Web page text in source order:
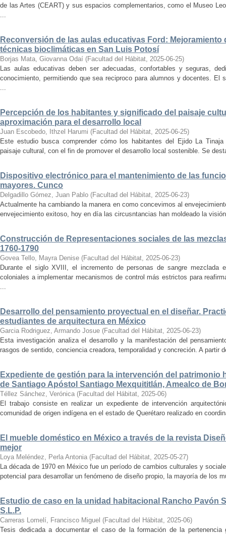
de las Artes (CEART) y sus espacios complementarios, como el Museo
...
Reconversión de las aulas educativas Ford:
técnicas bioclimáticas en San Luis Potosí
Borjas Mata, Giovanna Odaí (Facultad del Hábitat, 2025-06-25)
Las aulas educativas deben ser adecuadas, confortables y seguras,
conocimiento, permitiendo que sea reciproco para alumnos y docentes. El
...
Percepción de los habitantes y significado del paisaje
aproximación para el desarrollo local
Juan Escobedo, Ithzel Harumi (Facultad del Hábitat, 2025-06-25)
Este estudio busca comprender cómo los habitantes del Ejido La
paisaje cultural, con el fin de promover el desarrollo local sostenible. Se
Dispositivo electrónico para el mantenimiento de las
mayores. Cunco
Delgadillo Gómez, Juan Pablo (Facultad del Hábitat, 2025-06-23)
Actualmente ha cambiando la manera en como concevimos al
envejecimiento exitoso, hoy en día las circusntancias han moldeado la
Construcción de Representaciones sociales de las
1760-1790
Govea Tello, Mayra Denise (Facultad del Hábitat, 2025-06-23)
Durante el siglo XVIII, el incremento de personas de sangre
coloniales a implementar mecanismos de control más estrictos para
...
Desarrollo del pensamiento proyectual en el diseñar.
estudiantes de arquitectura en México
Garcia Rodriguez, Armando Josue (Facultad del Hábitat, 2025-06-23)
Esta investigación analiza el desarrollo y la manifestación del
rasgos de sentido, conciencia creadora, temporalidad y concreción. A partir
Expediente de gestión para la intervención del patrimonio
de Santiago Apóstol Santiago Mexquititlán, Amealco de
Téllez Sánchez, Verónica (Facultad del Hábitat, 2025-06)
El trabajo consiste en realizar un expediente de intervención
comunidad de origen indígena en el estado de Querétaro realizado en
El mueble doméstico en México a través de la revista
mejor
Loya Meléndez, Perla Antonia (Facultad del Hábitat, 2025-05-27)
La década de 1970 en México fue un período de cambios culturales y
potencial para desarrollar un fenómeno de diseño propio, la mayoría de los
Estudio de caso en la unidad habitacional Rancho Pavón
S.L.P.
Carreras Lomelí, Francisco Miguel (Facultad del Hábitat, 2025-06)
Tesis dedicada a documentar el caso de la formación de la